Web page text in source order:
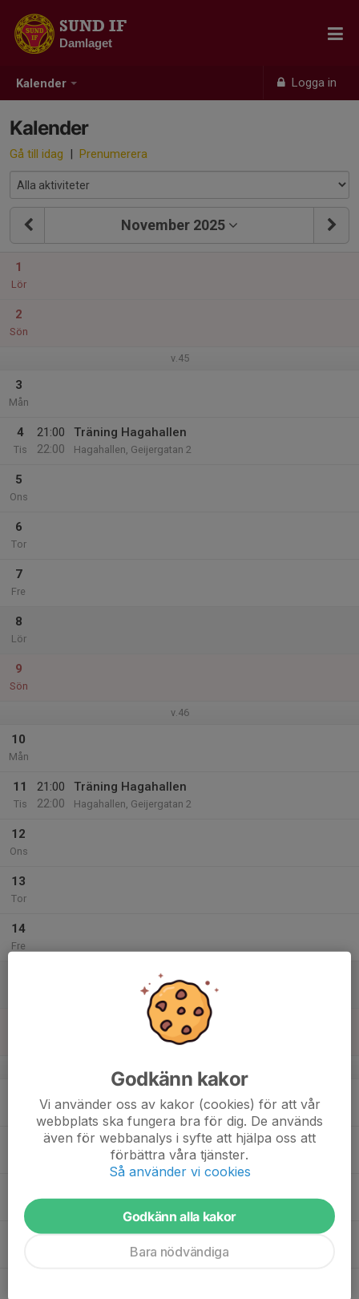
Kalender Logga in
SUND IF
Damlaget
Kalender
Gå till idag | Prenumerera
November 2025
1
Lör
2
Sön
v.45
3
Mån
4
Tis
21:00
22:00
Träning Hagahallen
Hagahallen, Geijergatan 2
5
Ons
6
Tor
7
Fre
8
Lör
9
Sön
v.46
10
Mån
11
Tis
21:00
22:00
Träning Hagahallen
Hagahallen, Geijergatan 2
12
Ons
13
Tor
14
Fre
21:00
Träning Hagahallen
Hagahallen, Geijergatan 2
Ons
Godkänn kakor
Vi använder oss av kakor (cookies) för att vår
webbplats ska fungera bra för dig. De används
även för webbanalys i syfte att hjälpa oss att
förbättra våra tjänster.
Så använder vi cookies
Godkänn alla kakor
Bara nödvändiga